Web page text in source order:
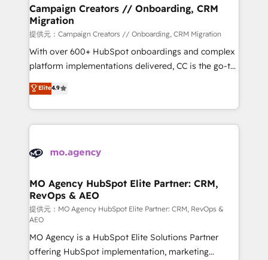
infrastructure to life. Our collaborative approach
keeps you in control whilst we plan and support the
route to your revenue goals. We have successfully
supported over 500 organisations with HubSpot
implementation, optimisation, training, and
methodology will ensure that you receive the best
deployment experience possible. Whether you are
expertise to deliver the solutions you need.
Campaign Creators // Onboarding, CRM
Migration
提供元：Campaign Creators // Onboarding, CRM Migration
With over 600+ HubSpot onboardings and complex
platform implementations delivered, CC is the go-to
Elite Solutions Partner for businesses ready to
migrate, replatform, and scale smarter. We specialize
in high-impact CRM and CMS migrations and
onboarding from platforms like Salesforce, NetSuite,
WordPress and legacy CRMs, turning fragmented
architectures that accelerate revenue operations and
performance. - Multi-object CRM migration, cleanup,
and implementation. - Pre-built and custom
integrations across your full tech stack. - Custom
object setup, CMS builds, and full-funnel automation.
- Dashboards, lifecycle campaigns, and lead
Elite4.9
MO Agency HubSpot Elite Partner: CRM,
RevOps & AEO
提供元：MO Agency HubSpot Elite Partner: CRM, RevOps &
AEO
MO Agency is a HubSpot Elite Solutions Partner
offering HubSpot implementation, marketing